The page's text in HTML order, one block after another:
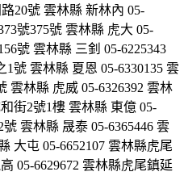
20號 雲林縣 新林內 05-
號375號 雲林縣 虎大 05-
號 雲林縣 三釗 05-6225343
號 雲林縣 夏恩 05-6330135 雲
雲林縣 虎威 05-6326392 雲林
街2號1樓 雲林縣 東億 05-
雲林縣 晟泰 05-6365446 雲
大屯 05-6652107 雲林縣虎尾
05-6629672 雲林縣虎尾鎮延